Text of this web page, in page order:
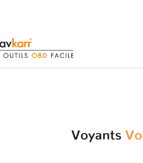
Voyants